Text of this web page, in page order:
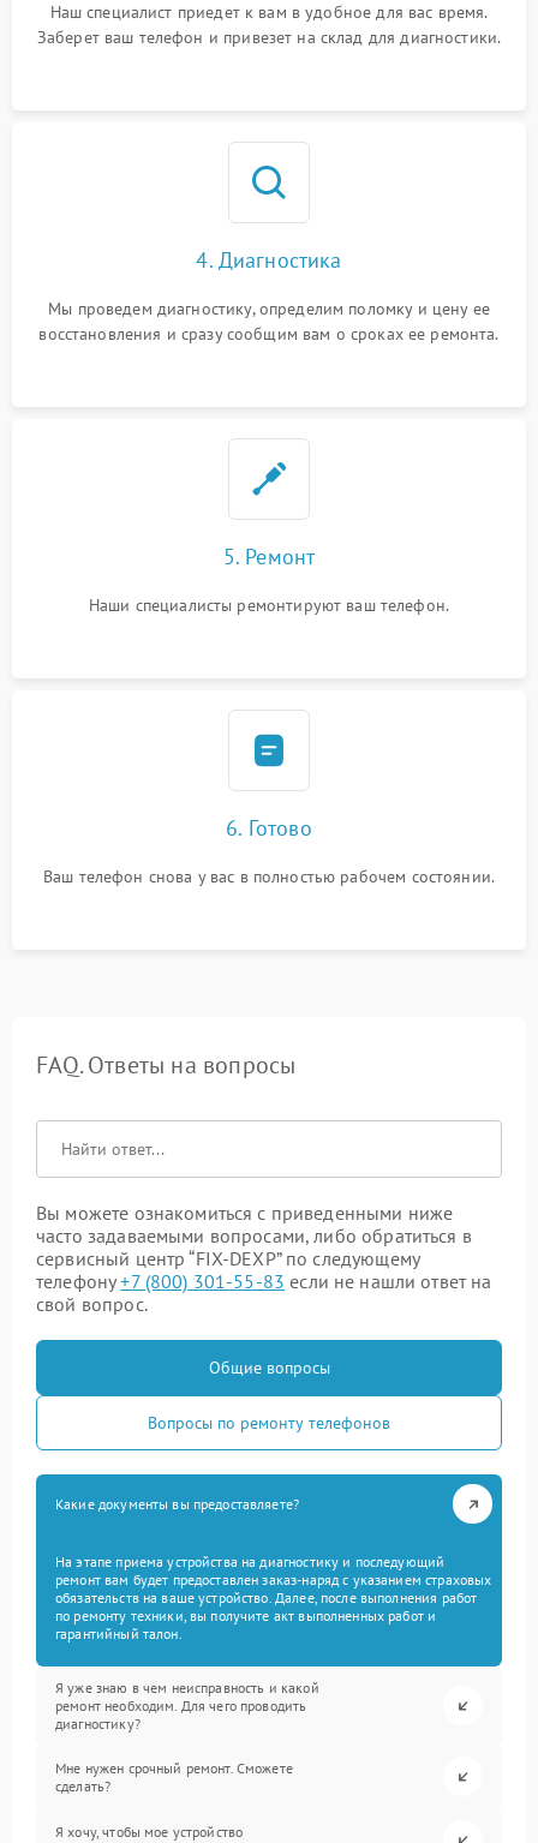
Наш специалист приедет к вам в удобное для вас время.
Заберет ваш телефон и привезет на склад для диагностики.
4. Диагностика
Мы проведем диагностику, определим поломку и цену ее
восстановления и сразу сообщим вам о сроках ее ремонта.
5. Ремонт
Наши специалисты ремонтируют ваш телефон.
6. Готово
Ваш телефон снова у вас в полностью рабочем состоянии.
FAQ. Ответы на вопросы
Вы можете ознакомиться с приведенными ниже
часто задаваемыми вопросами, либо обратиться в
сервисный центр “FIX-DEXP” по следующему
телефону+7 (800) 301-55-83 если не нашли ответ на
свой вопрос.
Общие вопросы
Вопросы по ремонту телефонов
Какие документы вы предоставляете?
На этапе приема устройства на диагностику и последующий
ремонт вам будет предоставлен заказ-наряд с указанием страховых
обязательств на ваше устройство. Далее, после выполнения работ
по ремонту техники, вы получите акт выполненных работ и
гарантийный талон.
Я уже знаю в чем неисправность и какой
ремонт необходим. Для чего проводить
диагностику?
Мне нужен срочный ремонт. Сможете
сделать?
Я хочу, чтобы мое устройство